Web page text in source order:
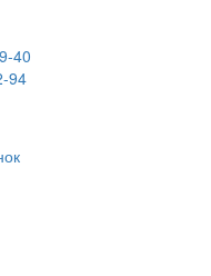
40
94